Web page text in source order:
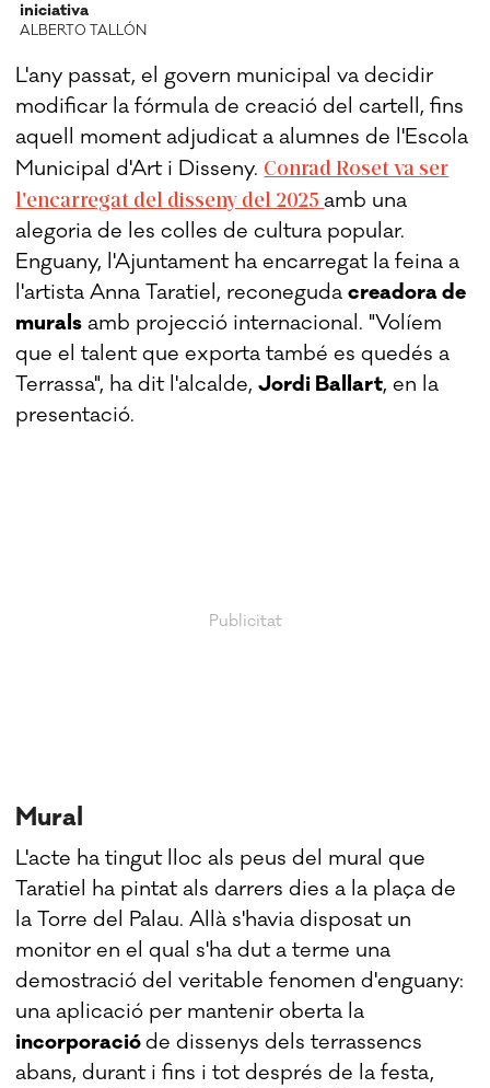
iniciativa
ALBERTO TALLÓN
L'any passat, el govern municipal va decidir
modificar la fórmula de creació del cartell, fins
aquell moment adjudicat a alumnes de l'Escola
Municipal d'Art i Disseny. Conrad Roset va ser
l'encarregat del disseny del 2025amb una
alegoria de les colles de cultura popular.
Enguany, l'Ajuntament ha encarregat la feina a
l'artista Anna Taratiel, reconegudacreadora de
murals amb projecció internacional. "Volíem
que el talent que exporta també es quedés a
Terrassa", ha dit l'alcalde,Jordi Ballart, en la
presentació.
Mural
L'acte ha tingut lloc als peus del mural que
Taratiel ha pintat als darrers dies a la plaça de
la Torre del Palau. Allà s'havia disposat un
monitor en el qual s'ha dut a terme una
demostració del veritable fenomen d'enguany:
una aplicació per mantenir oberta la
incorporacióde dissenys dels terrassencs
abans, durant i fins i tot després de la festa,